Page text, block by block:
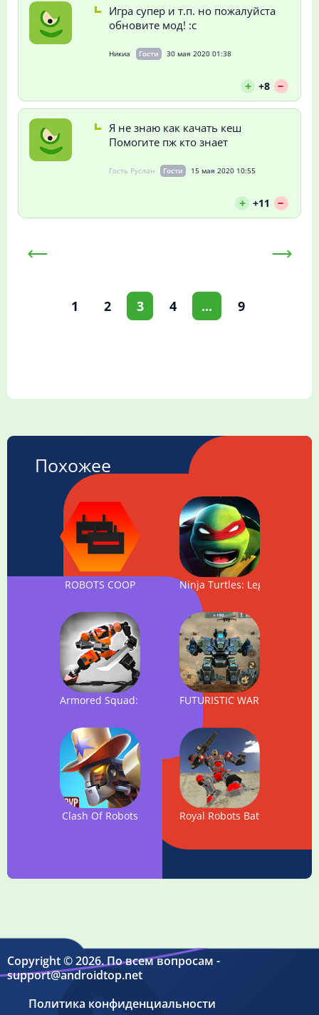
Игра супер и т.п. но пожалуйста
обновите мод! :с
Никиа Гости 30 мая 2020 01:38
+ +8 --
Я не знаю как качать кеш
Помогите пж кто знает
Гость Руслан Гости 15 мая 2020 10:55
+ +11 --
1 2 3 4 ... 9
Похожее
ROBOTS COOP Ninja Turtles: Legends
Armored Squad: Mechs vs Robots Online Action
FUTURISTIC WAR ROBOTS
Clash Of Robots Royal Robots Battleground
Copyright © 2026. По всем вопросам -
support@androidtop.net
Политика конфиденциальности